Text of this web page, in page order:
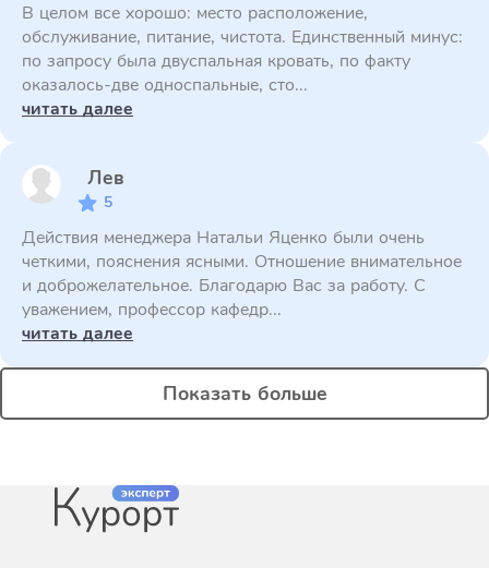
В целом все хорошо: место расположение,
обслуживание, питание, чистота. Единственный минус:
по запросу была двуспальная кровать, по факту
оказалось-две односпальные, сто...
читать далее
Лев
5
Действия менеджера Натальи Яценко были очень
четкими, пояснения ясными. Отношение внимательное
и доброжелательное. Благодарю Вас за работу. С
уважением, профессор кафедр...
читать далее
Показать больше